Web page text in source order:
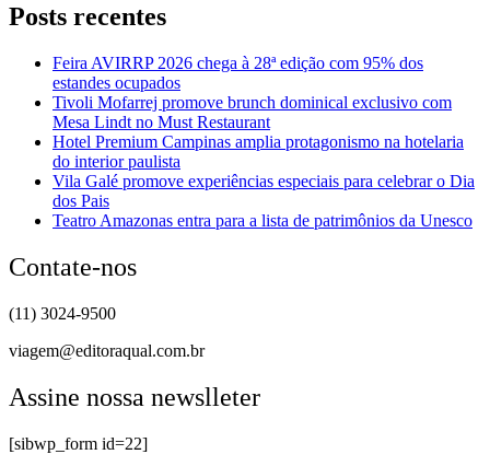
Posts recentes
Feira AVIRRP 2026 chega à 28ª edição com 95% dos
estandes ocupados
Tivoli Mofarrej promove brunch dominical exclusivo com
Mesa Lindt no Must Restaurant
Hotel Premium Campinas amplia protagonismo na hotelaria
do interior paulista
Vila Galé promove experiências especiais para celebrar o Dia
dos Pais
Teatro Amazonas entra para a lista de patrimônios da Unesco
Contate-nos
(11) 3024-9500
viagem@editoraqual.com.br
Assine nossa newslleter
[sibwp_form id=22]